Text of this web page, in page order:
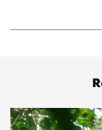
– Fleire
Wikipedia